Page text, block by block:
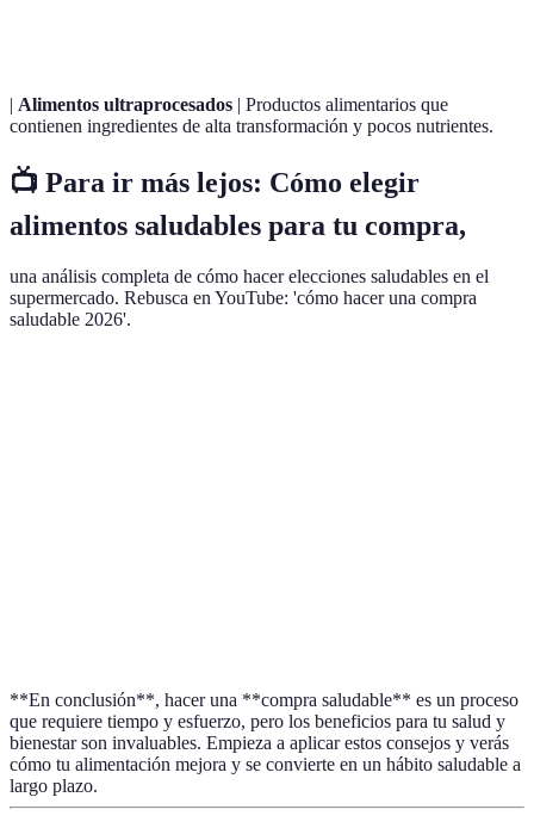
| Alimentos ultraprocesados | Productos alimentarios que
contienen ingredientes de alta transformación y pocos nutrientes.
📺 Para ir más lejos: Cómo elegir
alimentos saludables para tu compra,
una análisis completa de cómo hacer elecciones saludables en el
supermercado. Rebusca en YouTube: 'cómo hacer una compra
saludable 2026'.
**En conclusión**, hacer una **compra saludable** es un proceso
que requiere tiempo y esfuerzo, pero los beneficios para tu salud y
bienestar son invaluables. Empieza a aplicar estos consejos y verás
cómo tu alimentación mejora y se convierte en un hábito saludable a
largo plazo.